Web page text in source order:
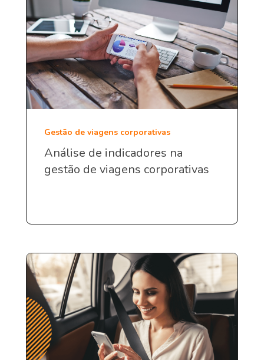
Gestão de viagens corporativas
Análise de indicadores na
gestão de viagens corporativas